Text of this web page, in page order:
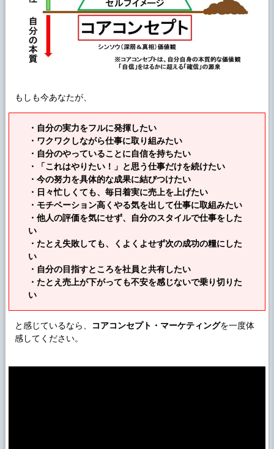
もしも今あなたが、
・自分の実力をフルに発揮したい
・ワクワクしながら仕事に取り組みたい
・自分のやっていることに自信を持ちたい
・「これはやりたい！」と思う仕事だけを続けたい
・今の努力を具体的な成果に結びつけたい
・日々忙しくても、毎日着実に売上を上げたい
・モチベーション高くやる気を出して仕事に取組みたい
・他人の評価を気にせず、自分のスタイルで仕事をした
い
・たとえ失敗しても、くよくよせず次の成功の糧にした
い
・自分の目指すところを社員と共有したい
・たとえ売上が下がっても不安を感じないで乗り切りた
い
と感じているなら、 コアコンセプト・マーケティングを一度体
感してください。